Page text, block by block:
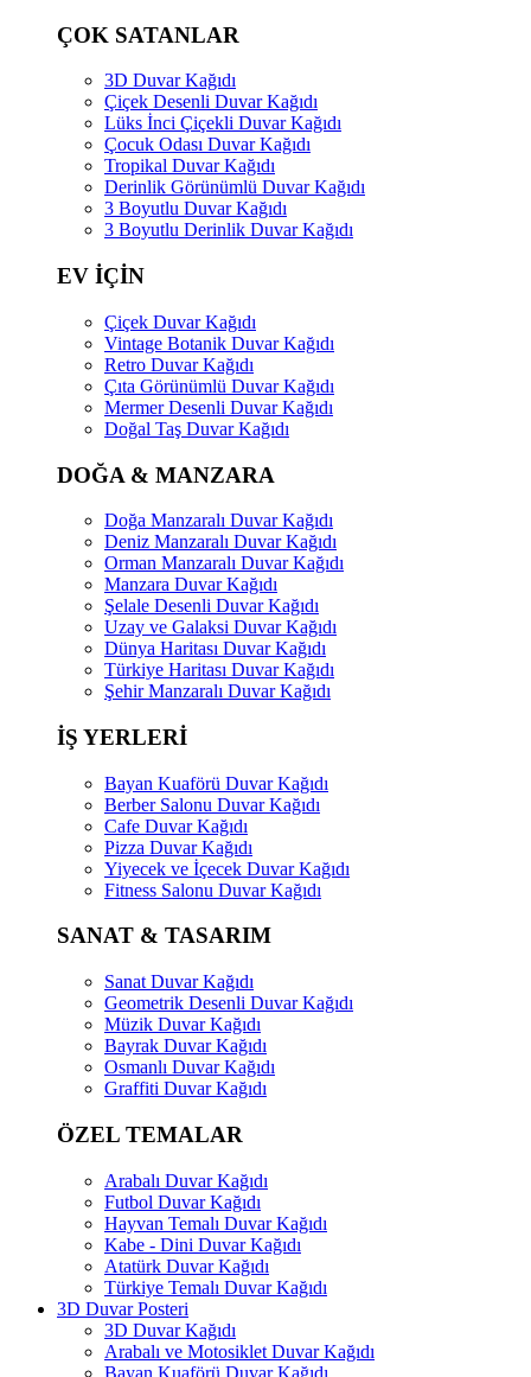
ÇOK SATANLAR
3D Duvar Kağıdı
Çiçek Desenli Duvar Kağıdı
Lüks İnci Çiçekli Duvar Kağıdı
Çocuk Odası Duvar Kağıdı
Tropikal Duvar Kağıdı
Derinlik Görünümlü Duvar Kağıdı
3 Boyutlu Duvar Kağıdı
3 Boyutlu Derinlik Duvar Kağıdı
EV İÇİN
Çiçek Duvar Kağıdı
Vintage Botanik Duvar Kağıdı
Retro Duvar Kağıdı
Çıta Görünümlü Duvar Kağıdı
Mermer Desenli Duvar Kağıdı
Doğal Taş Duvar Kağıdı
DOĞA & MANZARA
Doğa Manzaralı Duvar Kağıdı
Deniz Manzaralı Duvar Kağıdı
Orman Manzaralı Duvar Kağıdı
Manzara Duvar Kağıdı
Şelale Desenli Duvar Kağıdı
Uzay ve Galaksi Duvar Kağıdı
Dünya Haritası Duvar Kağıdı
Türkiye Haritası Duvar Kağıdı
Şehir Manzaralı Duvar Kağıdı
İŞ YERLERİ
Bayan Kuaförü Duvar Kağıdı
Berber Salonu Duvar Kağıdı
Cafe Duvar Kağıdı
Pizza Duvar Kağıdı
Yiyecek ve İçecek Duvar Kağıdı
Fitness Salonu Duvar Kağıdı
SANAT & TASARIM
Sanat Duvar Kağıdı
Geometrik Desenli Duvar Kağıdı
Müzik Duvar Kağıdı
Bayrak Duvar Kağıdı
Osmanlı Duvar Kağıdı
Graffiti Duvar Kağıdı
ÖZEL TEMALAR
Arabalı Duvar Kağıdı
Futbol Duvar Kağıdı
Hayvan Temalı Duvar Kağıdı
Kabe - Dini Duvar Kağıdı
Atatürk Duvar Kağıdı
Türkiye Temalı Duvar Kağıdı
3D Duvar Posteri
3D Duvar Kağıdı
Arabalı ve Motosiklet Duvar Kağıdı
Bayan Kuaförü Duvar Kağıdı